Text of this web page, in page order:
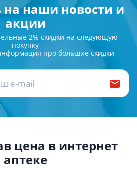
наши новости и
акции
2% скидки на следующую
покупку
про большие скидки
цена в интернет
аптеке